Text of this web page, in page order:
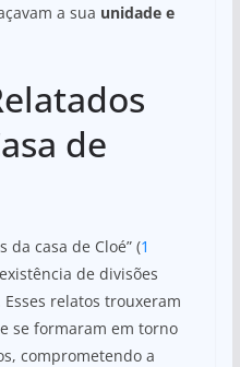
a sua unidade e
de
da casa de Cloé” (1
de divisões
relatos trouxeram
se formaram em torno
comprometendo a